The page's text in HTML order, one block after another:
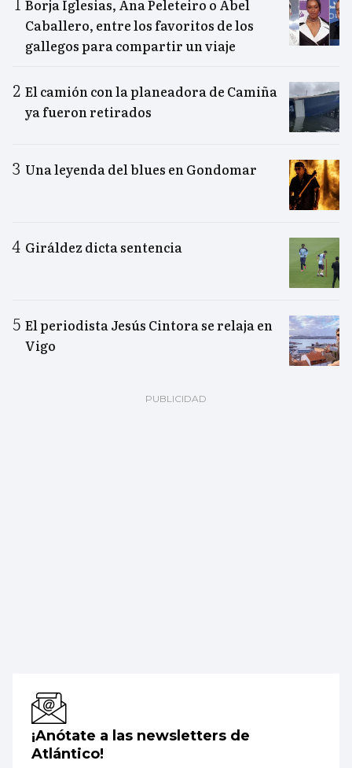
Borja Iglesias, Ana Peleteiro o Abel
Caballero, entre los favoritos de los
gallegos para compartir un viaje
El camión con la planeadora de Camiña
ya fueron retirados
Una leyenda del blues en Gondomar
Giráldez dicta sentencia
El periodista Jesús Cintora se relaja en
Vigo
¡Anótate a las newsletters de
Atlántico!